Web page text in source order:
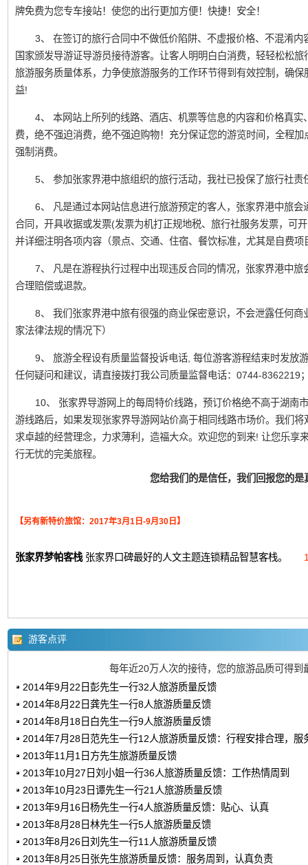
牌免费为您专车接站！使您的出行更加方便！快捷！安全！
3、 在签订的旅行合同中不做低价陷阱、不虚报价格、不混淆
国家颁发导游证导游员接待游客。让客人明明白白消费，轻轻松松
旅游服务质量体系，力争使旅游服务的工作环节得到有效控制，确
益!
4、 本网站上所列的线路、酒店、机票等信息的内容和价格真
费，绝不强迫消费，绝不强迫购物！充分保证您的游览时间，全程
强制消费。
5、 参加张家界港中旅组织的旅行活动，我社已投保了旅行社责
6、 凡是通过本网站信息进行旅游预定的客人，张家界港中旅
合同，开具收据或发票(发票为机打正规地税、旅行社服务发票，可
并详细注明各项内容（景点、交通、住宿、餐饮标准，尤其是自费
7、 凡是在游程执行过程中出现违反合同的情况，张家界港中
合理赔偿或退款。
8、 我们张家界港中旅有很强的商业保密意识，不会泄露任何
家法律法规的情况下）
9、 旅游全程设有质量监督投诉电话, 每位游客游程结束时发放
任何疑问和建议，请直接拨打我公司质量监督电话：0744-8362219
10、 张家界导游网上的每周特价线路，预订价格绝不高于湖南
游线路后，如果发现张家界导游网站价高于相同线路市场价。我们
求卓越的经营理念，力求薄利，造福大众。欢迎您的到来! 让您乐享
行无忧的完美旅程。
您给我们的是信任，我们回报您的是
【另有新特价旅馆：2017年3月1日-9月30日】
张家界梦帕客栈张家界口碑最好的人文主题连锁精品智慧客栈。
游客点评
每年近20万人次的接待，您的旅游品质可得到
2014年9月22日彭先生一行32人旅游质量反馈
2014年8月22日龚先生一行8人旅游质量反馈
2014年8月18日白先生一行9人旅游质量反馈
2014年7月28日范先生一行12人旅游质量反馈：行程安排合理，服
2013年11月1日方先生旅游质量反馈
2013年10月27日刘小姐一行36人旅游质量反馈：工作热情周到
2013年10月23日谭先生一行21人旅游质量反馈
2013年9月16日杨先生一行4人旅游质量反馈：贴心、认真
2013年8月28日林先生一行5人旅游质量反馈
2013年8月26日刘先生一行11人旅游质量反馈
2013年8月25日张先生旅游质量反馈：服务周到，认真负责